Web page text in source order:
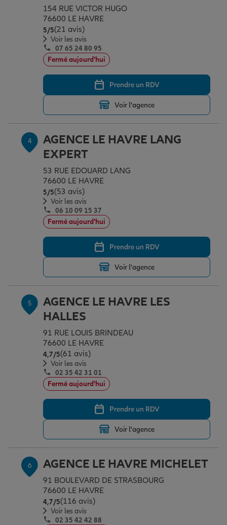
Assurance scolaire
Protection juridique
Retraite
Tous nos devis d'assurance
154 RUE VICTOR HUGO
76600 LE HAVRE
5/5Note de 5 sur 5
(21 avis)
Voir les avis
07 65 24 80 95
Fermé aujourd'hui
Prendre un RDV
Voir l'agence
4
AGENCE LE HAVRE LANG
EXPERT
53 RUE EDOUARD LANG
76600 LE HAVRE
5/5Note de 5 sur 5
(53 avis)
Voir les avis
06 10 09 15 37
Fermé aujourd'hui
Prendre un RDV
Voir l'agence
5
AGENCE LE HAVRE LES
HALLES
91 RUE LOUIS BRINDEAU
76600 LE HAVRE
4,7/5Note de 4.7 sur 5
(61 avis)
Voir les avis
02 35 42 31 01
Fermé aujourd'hui
Prendre un RDV
Voir l'agence
6 AGENCE LE HAVRE MICHELET
91 BOULEVARD DE STRASBOURG
76600 LE HAVRE
4,7/5Note de 4.7 sur 5
(116 avis)
Voir les avis
02 35 42 42 88